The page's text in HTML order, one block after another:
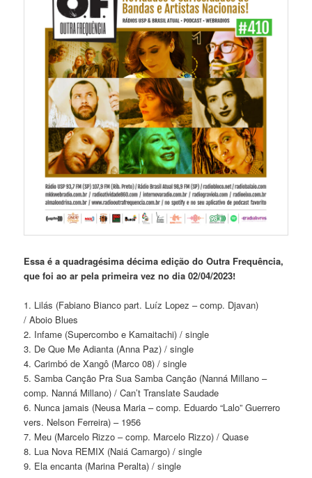
Essa é a quadragésima décima edição do Outra Frequência,
que foi ao ar pela primeira vez no dia 02/04/2023!
1. Lilás (Fabiano Bianco part. Luíz Lopez – comp. Djavan)
/ Aboio Blues
2. Infame (Supercombo e Kamaitachi) / single
3. De Que Me Adianta (Anna Paz) / single
4. Carimbó de Xangô (Marco 08) / single
5. Samba Canção Pra Sua Samba Canção (Nanná Millano –
comp. Nanná Millano) / Can’t Translate Saudade
6. Nunca jamais (Neusa Maria – comp. Eduardo “Lalo” Guerrero
vers. Nelson Ferreira) – 1956
7. Meu (Marcelo Rizzo – comp. Marcelo Rizzo) / Quase
8. Lua Nova REMIX (Naiá Camargo) / single
9. Ela encanta (Marina Peralta) / single